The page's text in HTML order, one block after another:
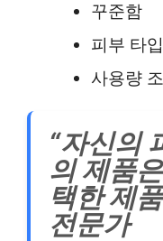
꾸준함
피부 타입
사용량
“자신의
의 제품
택한 제
전문가